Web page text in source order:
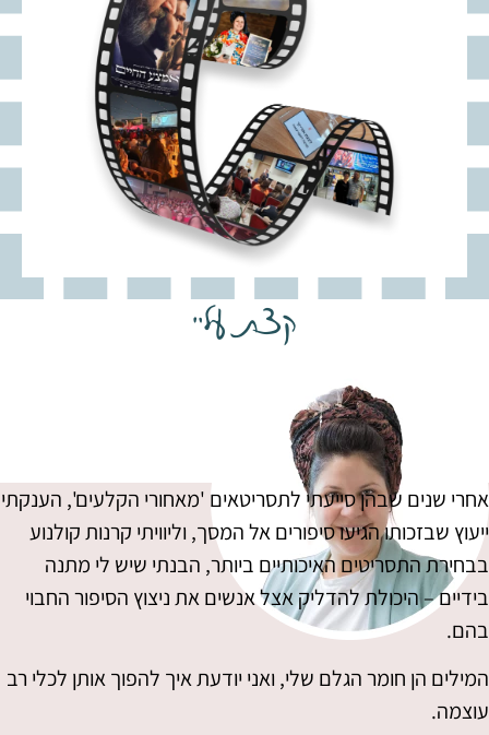
קצת עליי
אחרי שנים שבהן סייעתי לתסריטאים 'מאחורי הקלעים', הענקתי
ייעוץ שבזכותו הגיעו סיפורים אל המסך, וליוויתי קרנות קולנוע
בבחירת התסריטים האיכותיים ביותר, הבנתי שיש לי מתנה
בידיים – היכולת להדליק אצל אנשים את ניצוץ הסיפור החבוי
בהם.
המילים הן חומר הגלם שלי, ואני יודעת איך להפוך אותן לכלי רב
עוצמה.